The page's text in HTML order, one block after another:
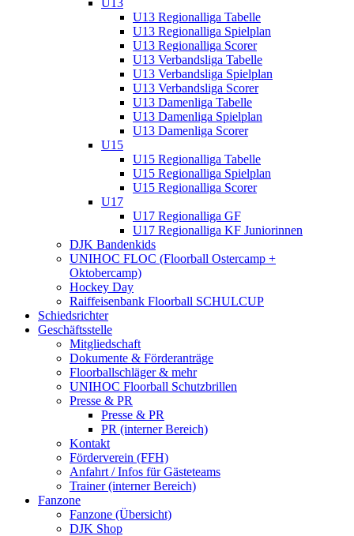
U13 Regionalliga Tabelle
U13 Regionalliga Spielplan
U13 Regionalliga Scorer
U13 Verbandsliga Tabelle
U13 Verbandsliga Spielplan
U13 Verbandsliga Scorer
U13 Damenliga Tabelle
U13 Damenliga Spielplan
U13 Damenliga Scorer
U15
U15 Regionalliga Tabelle
U15 Regionalliga Spielplan
U15 Regionalliga Scorer
U17
U17 Regionalliga GF
U17 Regionalliga KF Juniorinnen
DJK Bandenkids
UNIHOC FLOC (Floorball Ostercamp +
Oktobercamp)
Hockey Day
Raiffeisenbank Floorball SCHULCUP
Schiedsrichter
Geschäftsstelle
Mitgliedschaft
Dokumente & Förderanträge
Floorballschläger & mehr
UNIHOC Floorball Schutzbrillen
Presse & PR
Presse & PR
PR (interner Bereich)
Kontakt
Förderverein (FFH)
Anfahrt / Infos für Gästeteams
Trainer (interner Bereich)
Fanzone
Fanzone (Übersicht)
DJK Shop